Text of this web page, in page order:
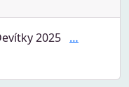
2025 …